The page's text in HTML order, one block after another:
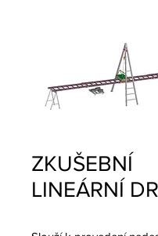
ZKUŠEBNÍ
LINEÁRNÍ